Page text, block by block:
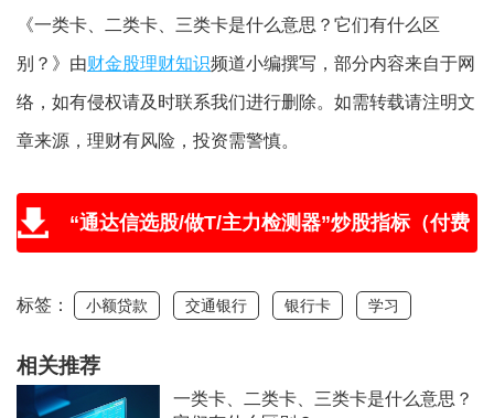
《一类卡、二类卡、三类卡是什么意思？它们有什么区
别？》由财金股理财知识频道小编撰写，部分内容来自于网
络，如有侵权请及时联系我们进行删除。如需转载请注明文
章来源，理财有风险，投资需警慎。
“通达信选股/做T/主力检测器”炒股指标（付费
标签： 小额贷款 交通银行 银行卡 学习
相关推荐
一类卡、二类卡、三类卡是什么意思？